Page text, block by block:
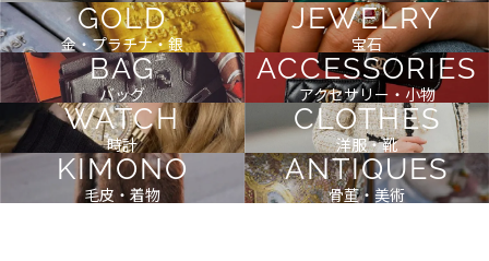
GOLD
金・プラチナ・銀
JEWELRY
宝石
BAG
バッグ
ACCESSORIES
アクセサリー・小物
WATCH
時計
CLOTHES
洋服・靴
KIMONO
毛皮・着物
ANTIQUES
骨董・美術